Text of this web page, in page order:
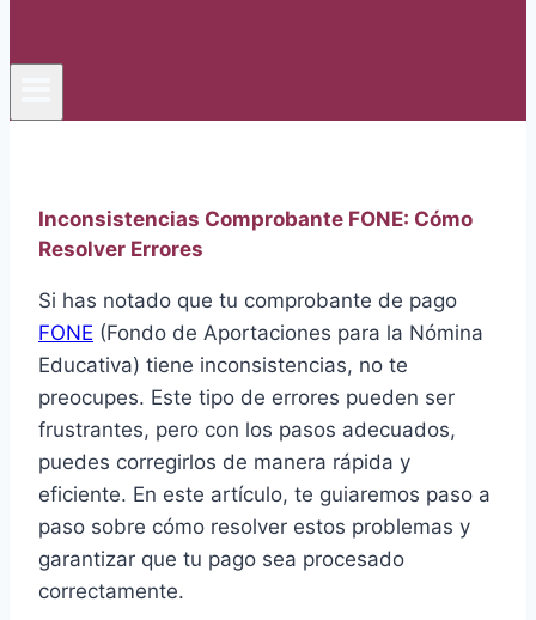
Inconsistencias Comprobante FONE: Cómo
Resolver Errores
Si has notado que tu comprobante de pago
FONE (Fondo de Aportaciones para la Nómina
Educativa) tiene inconsistencias, no te
preocupes. Este tipo de errores pueden ser
frustrantes, pero con los pasos adecuados,
puedes corregirlos de manera rápida y
eficiente. En este artículo, te guiaremos paso a
paso sobre cómo resolver estos problemas y
garantizar que tu pago sea procesado
correctamente.